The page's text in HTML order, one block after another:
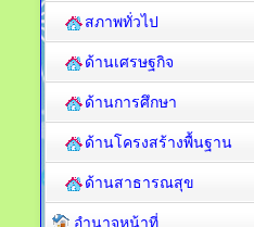
สภาพทั่วไป
ด้านเศรษฐกิจ
ด้านการศึกษา
ด้านโครงสร้างพื้นฐาน
ด้านสาธารณสุข
อำนาจหน้าที่